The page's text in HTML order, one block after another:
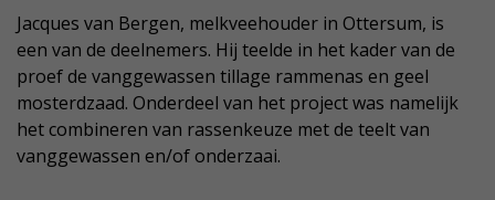
Jacques van Bergen, melkveehouder in Ottersum, is
een van de deelnemers. Hij teelde in het kader van de
proef de vanggewassen tillage rammenas en geel
mosterdzaad. Onderdeel van het project was namelijk
het combineren van rassenkeuze met de teelt van
vanggewassen en/of onderzaai.